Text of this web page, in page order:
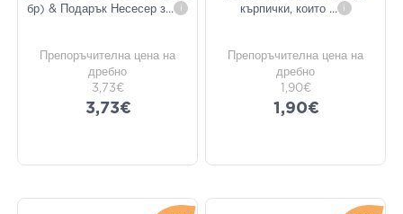
бр) & Подарък Несесер з... i
Препоръчителна цена на
дребно
3,73€
3,73€
кърпички, които ... i
Препоръчителна цена на
дребно
1,90€
1,90€